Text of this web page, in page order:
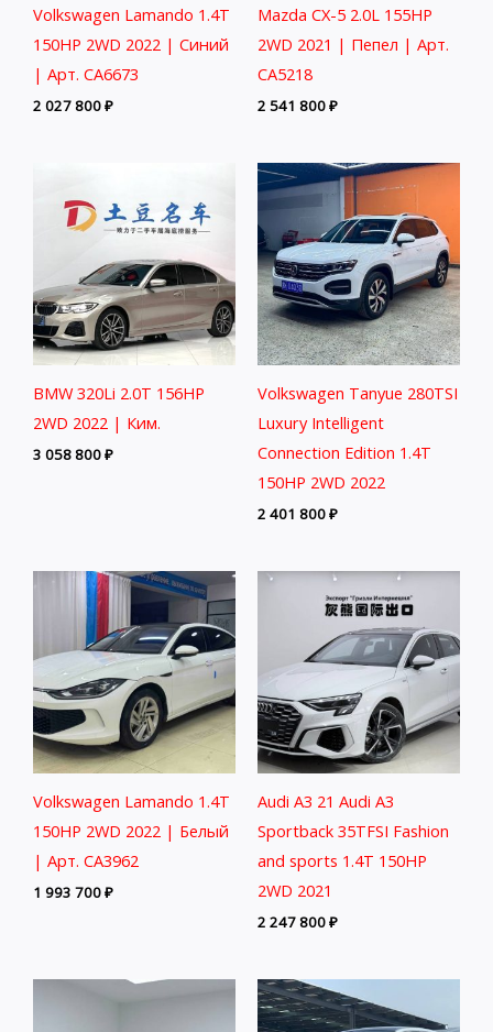
Volkswagen Lamando 1.4T
150HP 2WD 2022 | Синий
| Арт. CA6673
2 027 800₽
Mazda CX-5 2.0L 155HP
2WD 2021 | Пепел | Арт.
CA5218
2 541 800₽
BMW 320Li 2.0T 156HP
2WD 2022 | Ким.
3 058 800₽
Volkswagen Tanyue 280TSI
Luxury Intelligent
Connection Edition 1.4T
150HP 2WD 2022
2 401 800₽
Volkswagen Lamando 1.4T
150HP 2WD 2022 | Белый
| Арт. CA3962
1 993 700₽
Audi A3 21 Audi A3
Sportback 35TFSI Fashion
and sports 1.4T 150HP
2WD 2021
2 247 800₽